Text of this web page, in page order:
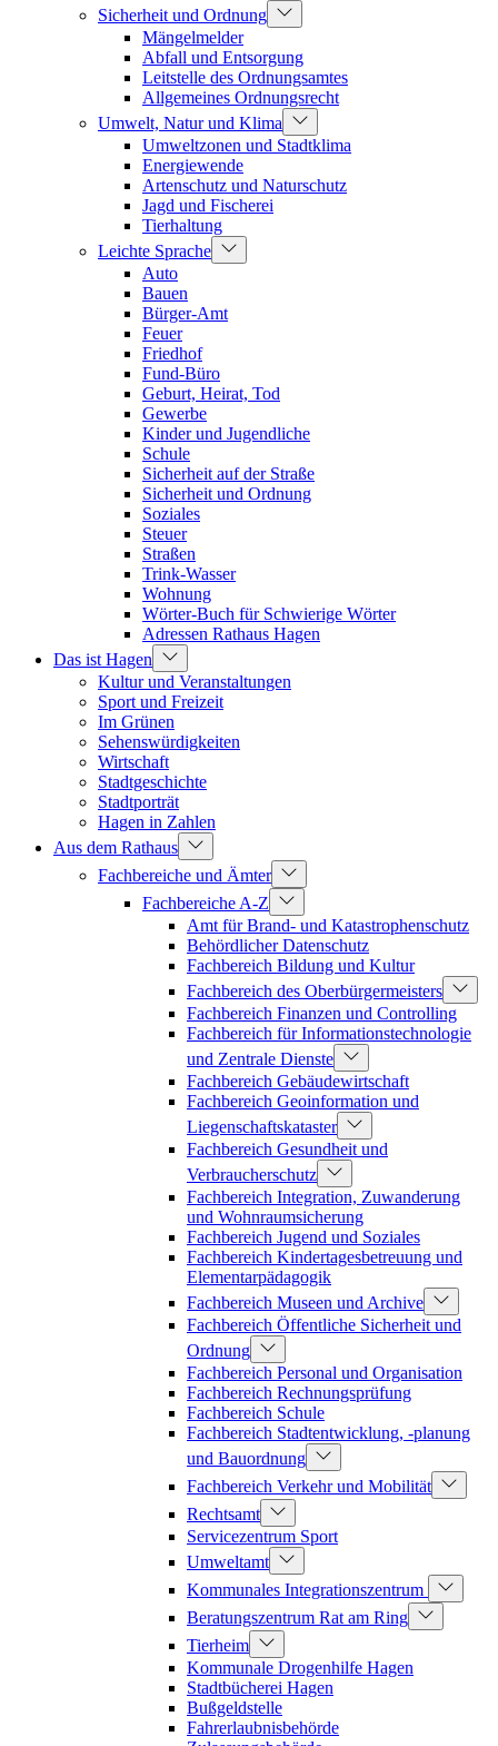
Sicherheit und Ordnung
Mängelmelder
Abfall und Entsorgung
Leitstelle des Ordnungsamtes
Allgemeines Ordnungsrecht
Umwelt, Natur und Klima
Umweltzonen und Stadtklima
Energiewende
Artenschutz und Naturschutz
Jagd und Fischerei
Tierhaltung
Leichte Sprache
Auto
Bauen
Bürger-Amt
Feuer
Friedhof
Fund-Büro
Geburt, Heirat, Tod
Gewerbe
Kinder und Jugendliche
Schule
Sicherheit auf der Straße
Sicherheit und Ordnung
Soziales
Steuer
Straßen
Trink-Wasser
Wohnung
Wörter-Buch für Schwierige Wörter
Adressen Rathaus Hagen
Das ist Hagen
Kultur und Veranstaltungen
Sport und Freizeit
Im Grünen
Sehenswürdigkeiten
Wirtschaft
Stadtgeschichte
Stadtporträt
Hagen in Zahlen
Aus dem Rathaus
Fachbereiche und Ämter
Fachbereiche A-Z
Amt für Brand- und Katastrophenschutz
Behördlicher Datenschutz
Fachbereich Bildung und Kultur
Fachbereich des Oberbürgermeisters
Fachbereich Finanzen und Controlling
Fachbereich für Informationstechnologie
und Zentrale Dienste
Fachbereich Gebäudewirtschaft
Fachbereich Geoinformation und
Liegenschaftskataster
Fachbereich Gesundheit und
Verbraucherschutz
Fachbereich Integration, Zuwanderung
und Wohnraumsicherung
Fachbereich Jugend und Soziales
Fachbereich Kindertagesbetreuung und
Elementarpädagogik
Fachbereich Museen und Archive
Fachbereich Öffentliche Sicherheit und
Ordnung
Fachbereich Personal und Organisation
Fachbereich Rechnungsprüfung
Fachbereich Schule
Fachbereich Stadtentwicklung, -planung
und Bauordnung
Fachbereich Verkehr und Mobilität
Rechtsamt
Servicezentrum Sport
Umweltamt
Kommunales Integrationszentrum
Beratungszentrum Rat am Ring
Tierheim
Kommunale Drogenhilfe Hagen
Stadtbücherei Hagen
Bußgeldstelle
Fahrerlaubnisbehörde